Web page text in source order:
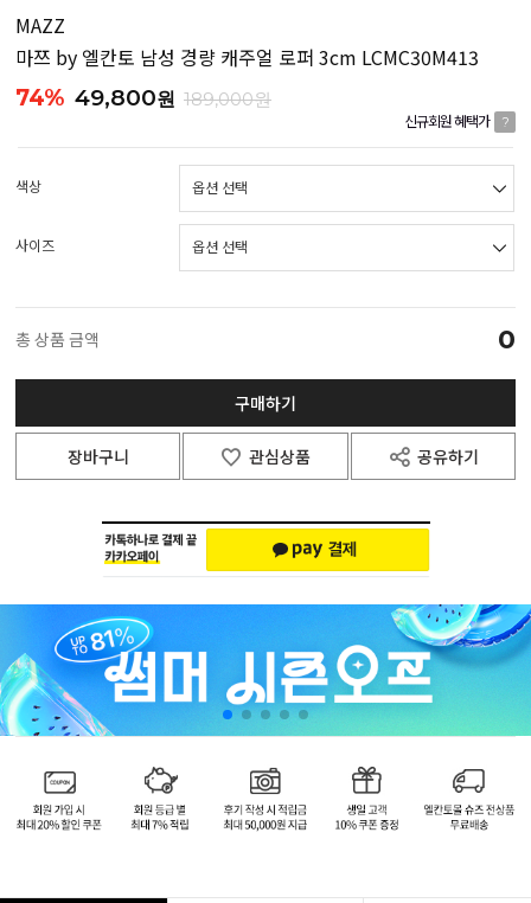
MAZZ
마쯔 by 엘칸토 남성 경량 캐주얼 로퍼 3cm LCMC30M413
74% 49,800원 189,000원
신규회원 혜택가 ?
색상
사이즈
총 상품 금액 0
구매하기
장바구니 관심상품 공유하기